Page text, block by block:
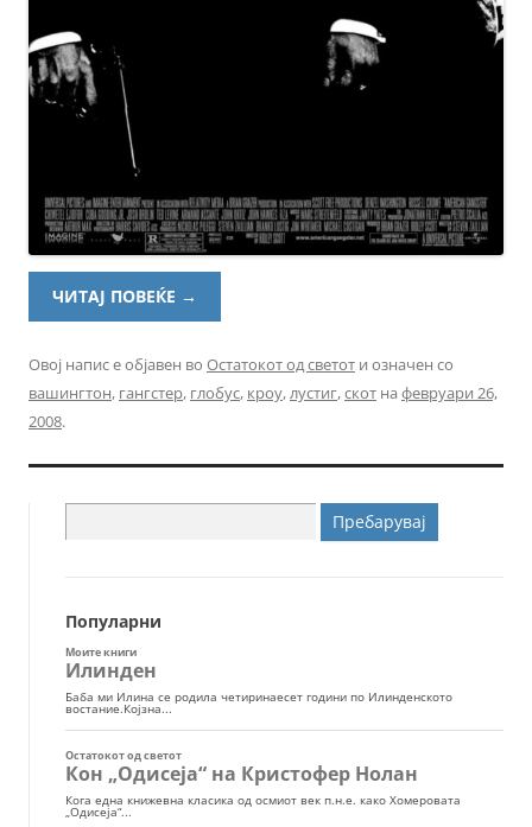
ЧИТАЈ ПОВЕЌЕ →
Овој напис е објавен во Остатокот од светот и означен со
вашингтон, гангстер, глобус, кроу,лустиг,скот на февруари 26,
2008.
за:
Популарни